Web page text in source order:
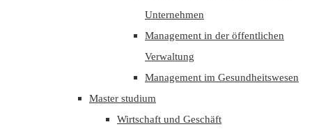
Unternehmen
Management in der öffentlichen
Verwaltung
Management im Gesundheitswesen
Master studium
Wirtschaft und Geschäft